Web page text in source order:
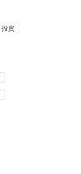
投資